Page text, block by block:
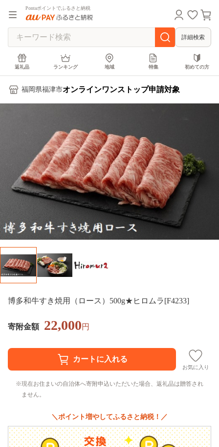
Pontaポイントでふるさと納税
詳細検索
返礼品 ランキング 地域 特集 初めての方
福岡県福津市オンラインワンストップ申請対象
博多和牛すき焼用（ロース）500g★ヒロムラ[F4233]
寄附金額 22,000円
お気に入り
現在お住まいの自治体へ寄附申込いただいた場合、返礼品は贈答され
ません。
＼ポイント増やしてふるさと納税！／